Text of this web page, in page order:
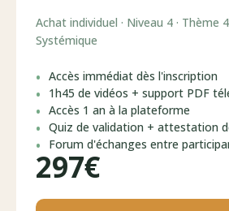
Achat individuel · Niveau 4 · Thème
Systémique
Accès immédiat dès l'inscription
1h45 de vidéos + support PDF
Accès 1 an à la plateforme
Quiz de validation + attestation
Forum d'échanges entre
297€